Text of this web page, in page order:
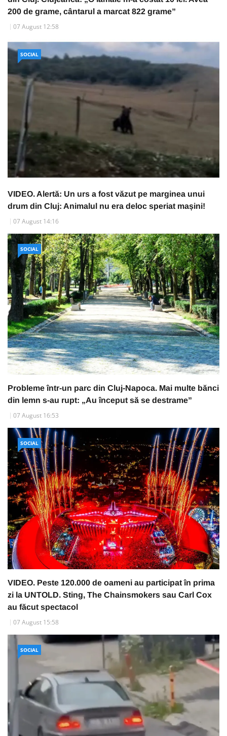
200 de grame, cântarul a marcat 822 grame”
07 August 12:58
SOCIAL
VIDEO. Alertă: Un urs a fost văzut pe marginea unui
drum din Cluj: Animalul nu era deloc speriat mașini!
07 August 14:16
SOCIAL
Probleme într-un parc din Cluj-Napoca. Mai multe bănci
din lemn s-au rupt: „Au început să se destrame”
07 August 16:53
SOCIAL
VIDEO. Peste 120.000 de oameni au participat în prima
zi la UNTOLD. Sting, The Chainsmokers sau Carl Cox
au făcut spectacol
07 August 15:58
SOCIAL